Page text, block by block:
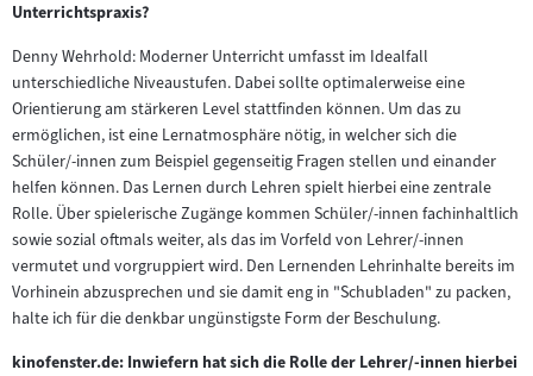
Unterrichtspraxis?
Denny Wehrhold: Moderner Unterricht umfasst im Idealfall
unterschiedliche Niveaustufen. Dabei sollte optimalerweise eine
Orientierung am stärkeren Level stattfinden können. Um das zu
ermöglichen, ist eine Lernatmosphäre nötig, in welcher sich die
Schüler/-innen zum Beispiel gegenseitig Fragen stellen und einander
helfen können. Das Lernen durch Lehren spielt hierbei eine zentrale
Rolle. Über spielerische Zugänge kommen Schüler/-innen fachinhaltlich
sowie sozial oftmals weiter, als das im Vorfeld von Lehrer/-innen
vermutet und vorgruppiert wird. Den Lernenden Lehrinhalte bereits im
Vorhinein abzusprechen und sie damit eng in "Schubladen" zu packen,
halte ich für die denkbar ungünstigste Form der Beschulung.
kinofenster.de: Inwiefern hat sich die Rolle der Lehrer/-innen hierbei